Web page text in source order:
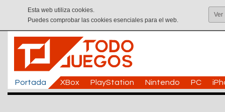
Esta web utiliza cookies.
Puedes comprobar las cookies esenciales para el web.
Ver
Portada XBox PlayStation Nintendo PC